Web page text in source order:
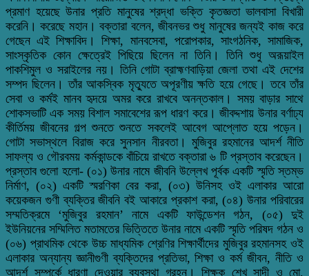
প্রমাণ হয়েছে উনার প্রতি মানুষের শ্রদ্ধা ভক্তি কৃতজ্ঞতা ভালবাসা বিখারী
করেনি। করেছে মহান। বক্তারা বলেন, জীবনভর শুধু মানুষের জন্যই কাজ করে
গেছেন এই শিক্ষাবিদ। শিক্ষা, মানবসেবা, পরোপকার, সাংগঠনিক, সামাজিক,
সাংস্কৃতিক কোন ক্ষেত্রেই পিছিয়ে ছিলেন না তিনি। তিনি শুধু অরূয়াইল
পাকশিমুল ও সরাইলের নয়। তিনি গোটা ব্রাহ্মণবাড়িয়া জেলা তথা এই দেশের
সম্পদ ছিলেন। তাঁর আকস্বিক মৃত্যুতে অপূরণীয় ক্ষতি হয়ে গেছে। তবে তাঁর
সেবা ও কর্মই মানব হৃদয়ে অমর করে রাখবে অনন্তকাল। সময় বাড়ার সাথে
শোকসভাটি এক সময় বিশাল সমাবেশের রূপ ধারণ করে। জীবদ্দশায় উনার বর্ণাঢ্য
কীর্তিময় জীবনের গল্প শুনতে শুনতে সকলেই আবেগ আপ্লোত হয়ে পড়েন।
গোটা সভাস্থলে বিরাজ করে সুনসান নীরবতা। মুজিবুর রহমানের আদর্শ নীতি
সাফল্য ও গৌরবময় কর্মকান্ডকে বাঁচিয়ে রাখতে বক্তারা ৬ টি প্রস্তাব করেছেন।
প্রস্তাব গুলো হলো- (০১) উনার নামে জীবনি উল্লেখ পূর্বক একটি স্মৃতি স্তম্ভ
নির্মাণ, (০২) একটি স্মরণিকা বের করা, (০৩) উনিসহ ওই এলাকার আরো
কয়েকজন গুণী ব্যক্তির জীবনি বই আকারে প্রকাশ করা, (০৪) উনার পরিবারের
সম্মতিক্রমে ‘মুজিবুর রহমান’ নামে একটি ফাউন্ডেশন গঠন, (০৫) দুই
ইউনিয়নের সম্মিলিত মতামতের ভিত্তিতে উনার নামে একটি স্মৃতি পরিষদ গঠন ও
(০৬) প্রাথমিক থেকে উচ্চ মাধ্যমিক শ্রেণির শিক্ষার্থীদের মুজিবুর রহমানসহ ওই
এলাকার অন্যান্য জ্ঞানীগুণী ব্যক্তিদের প্রতিভা, শিক্ষা ও কর্ম জীবন, নীতি ও
আদর্শ সম্পর্কে ধারণা দেওয়ার ব্যবস্থা গ্রহন। শিক্ষক শেখ সাদী ও মো.